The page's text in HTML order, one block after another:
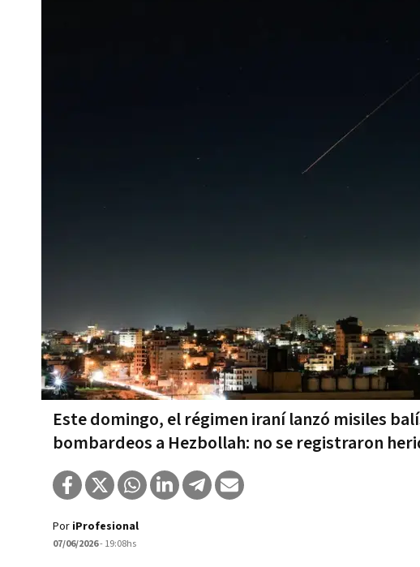
Este domingo, el régimen iraní lanzó misiles
bombardeos a Hezbollah: no se registraron
Por iProfesional
07/06/2026- 19:08hs